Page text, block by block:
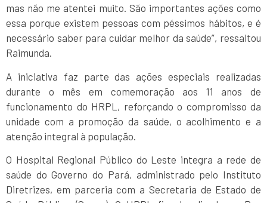
mas não me atentei muito. São importantes ações como
essa porque existem pessoas com péssimos hábitos, e é
necessário saber para cuidar melhor da saúde”, ressaltou
Raimunda.
A iniciativa faz parte das ações especiais realizadas
durante o mês em comemoração aos 11 anos de
funcionamento do HRPL, reforçando o compromisso da
unidade com a promoção da saúde, o acolhimento e a
atenção integral à população.
O Hospital Regional Público do Leste integra a rede de
saúde do Governo do Pará, administrado pelo Instituto
Diretrizes, em parceria com a Secretaria de Estado de